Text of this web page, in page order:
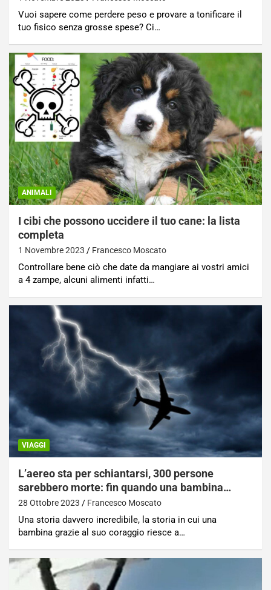
Vuoi sapere come perdere peso e provare a tonificare il
tuo fisico senza grosse spese? Ci…
ANIMALI
I cibi che possono uccidere il tuo cane: la lista
completa
1 Novembre 2023 Francesco Moscato
Controllare bene ciò che date da mangiare ai vostri amici
a 4 zampe, alcuni alimenti infatti…
VIAGGI
L’aereo sta per schiantarsi, 300 persone
sarebbero morte: fin quando una bambina…
28 Ottobre 2023 Francesco Moscato
Una storia davvero incredibile, la storia in cui una
bambina grazie al suo coraggio riesce a…